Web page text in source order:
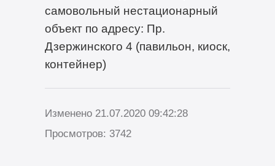
самовольный нестационарный
объект по адресу: Пр.
Дзержинского 4 (павильон, киоск,
контейнер)
Изменено 21.07.2020 09:42:28
Просмотров: 3742